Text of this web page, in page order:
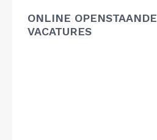
ONLINE OPENSTAANDE
VACATURES